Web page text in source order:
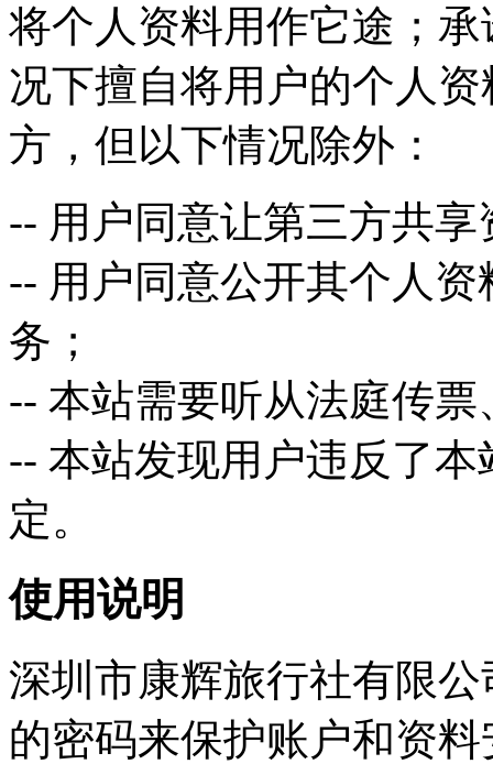
将个人资料用作它途；
况下擅自将用户的个人
方，但以下情况除外：
-- 用户同意让第三方共享
-- 用户同意公开其个人
务；
-- 本站需要听从法庭传
-- 本站发现用户违反了
定。
使用说明
深圳市康辉旅行社有限
的密码来保护账户和资